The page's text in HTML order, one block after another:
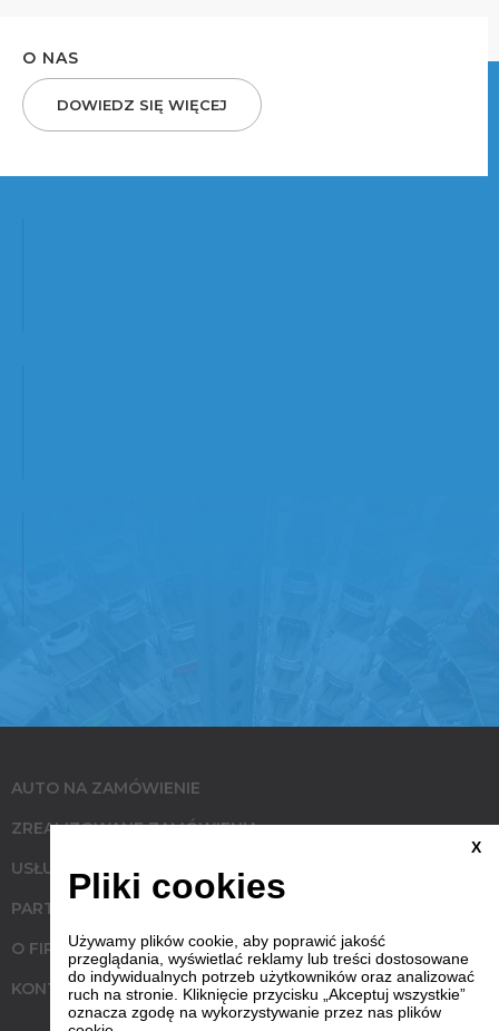
O NAS
DOWIEDZ SIĘ WIĘCEJ
AUTO NA ZAMÓWIENIE
ZREALIZOWANE ZAMÓWIENIA
USŁUGI
PARTNERZY
O FIRMIE
KONTAKT
X
Pliki cookies
Używamy plików cookie, aby poprawić jakość
przeglądania, wyświetlać reklamy lub treści dostosowane
do indywidualnych potrzeb użytkowników oraz analizować
ruch na stronie. Kliknięcie przycisku „Akceptuj wszystkie”
oznacza zgodę na wykorzystywanie przez nas plików